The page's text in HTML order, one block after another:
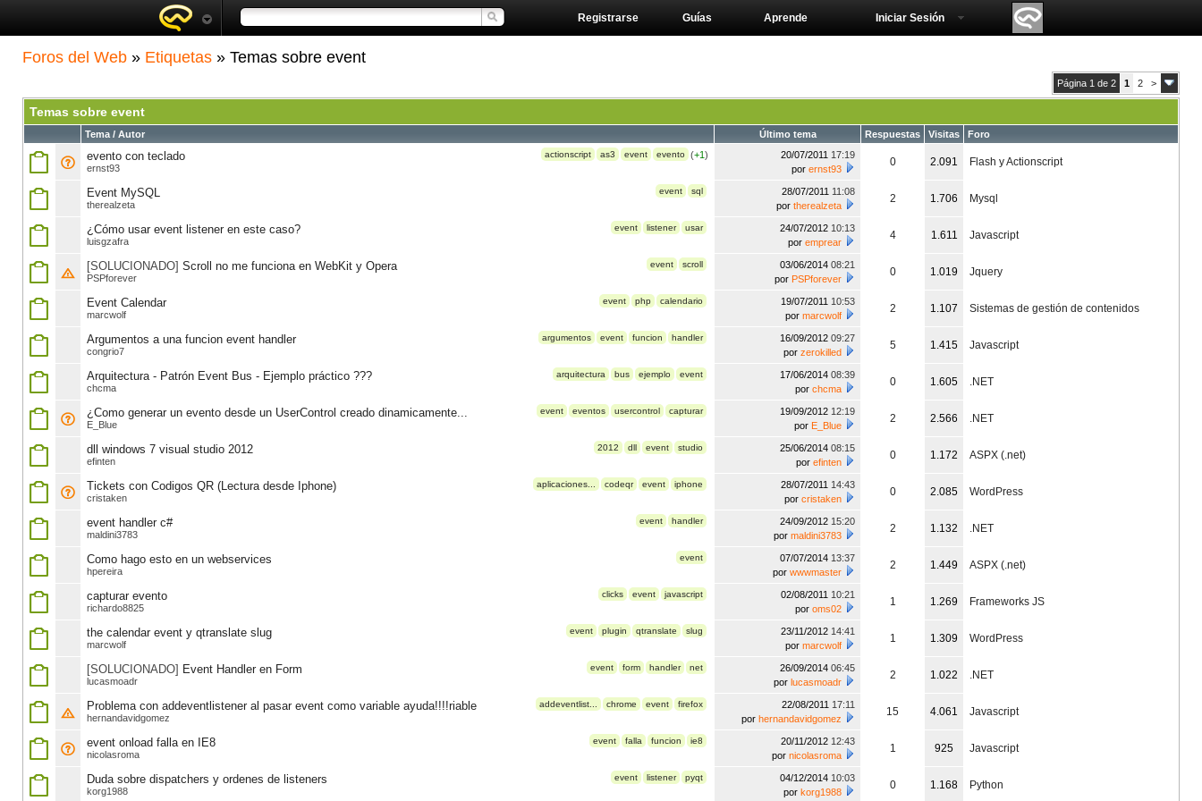
Aprende
Guías
Registrarse Iniciar Sesión
Foros del Web » Etiquetas » Temas sobre event
Página 1 de 2 1 2 >
Temas sobre event
Tema / Autor Último tema Respuestas Visitas
Foro
(+1)
actionscript as3 event evento
evento con teclado
ernst93
20/07/2011 17:19
por ernst93
0 2.091 Flash y Actionscript
event sql
Event MySQL
therealzeta
28/07/2011 11:08
por therealzeta
2 1.706 Mysql
event listener usar
¿Cómo usar event listener en este caso?
luisgzafra
24/07/2012 10:13
por emprear
4 1.611 Javascript
event scroll
[SOLUCIONADO] Scroll no me funciona en WebKit y Opera
PSPforever
03/06/2014 08:21
por PSPforever
0 1.019 Jquery
event php calendario
Event Calendar
marcwolf
19/07/2011 10:53
por marcwolf
2 1.107 Sistemas de gestión de contenidos
argumentos event funcion handler
Argumentos a una funcion event handler
congrio7
16/09/2012 09:27
por zerokilled
5 1.415 Javascript
arquitectura bus ejemplo event
Arquitectura - Patrón Event Bus - Ejemplo práctico ???
chcma
17/06/2014 08:39
por chcma
0 1.605 .NET
event eventos usercontrol capturar
¿Como generar un evento desde un UserControl creado dinamicamente...
E_Blue
19/09/2012 12:19
por E_Blue
2 2.566 .NET
2012 dll event studio
dll windows 7 visual studio 2012
efinten
25/06/2014 08:15
por efinten
0 1.172 ASPX (.net)
aplicaciones... codeqr event iphone
Tickets con Codigos QR (Lectura desde Iphone)
cristaken
28/07/2011 14:43
por cristaken
0 2.085 WordPress
event handler
event handler c#
maldini3783
24/09/2012 15:20
por maldini3783
2 1.132 .NET
event
Como hago esto en un webservices
hpereira
07/07/2014 13:37
por wwwmaster
2 1.449 ASPX (.net)
clicks event javascript
capturar evento
richardo8825
02/08/2011 10:21
por oms02
1 1.269 Frameworks JS
event plugin qtranslate slug
the calendar event y qtranslate slug
marcwolf
23/11/2012 14:41
por marcwolf
1 1.309 WordPress
event form handler net
[SOLUCIONADO] Event Handler en Form
lucasmoadr
26/09/2014 06:45
por lucasmoadr
2 1.022 .NET
addeventlist... chrome event firefox
Problema con addeventlistener al pasar event como variable ayuda!!!!riable
hernandavidgomez
22/08/2011 17:11
por hernandavidgomez
15 4.061 Javascript
event falla funcion ie8
event onload falla en IE8
nicolasroma
20/11/2012 12:43
por nicolasroma
1 925 Javascript
event listener pyqt
Duda sobre dispatchers y ordenes de listeners
korg1988
04/12/2014 10:03
por korg1988
0 1.168 Python